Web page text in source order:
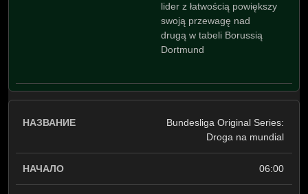
lider z łatwością powiększy
swoją przewagę nad
drugą w tabeli Borussią
Dortmund
Bundesliga Original Series:
Droga na mundial
06:00